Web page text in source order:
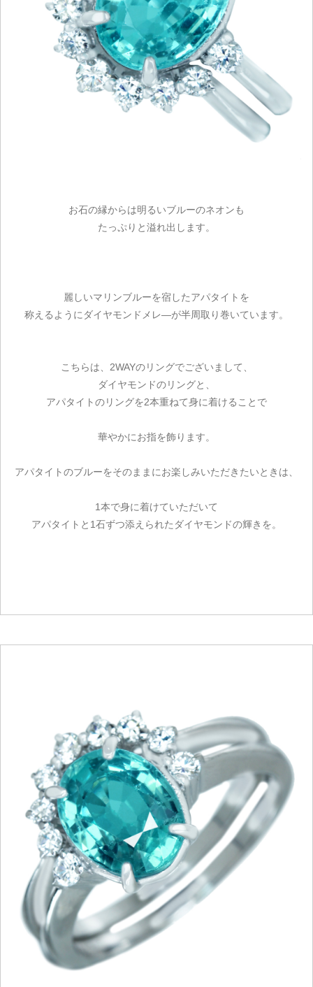
お石の縁からは明るいブルーのネオンも
たっぷりと溢れ出します。
麗しいマリンブルーを宿したアパタイトを
称えるようにダイヤモンドメレ―が半周取り巻いています。
こちらは、2WAYのリングでございまして、
ダイヤモンドのリングと、
アパタイトのリングを2本重ねて身に着けることで
華やかにお指を飾ります。
アパタイトのブルーをそのままにお楽しみいただきたいときは、
1本で身に着けていただいて
アパタイトと1石ずつ添えられたダイヤモンドの輝きを。